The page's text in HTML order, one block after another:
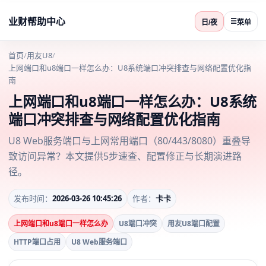
业财帮助中心 日/夜 ☰菜单
首页/用友U8/
上网端口和u8端口一样怎么办：U8系统端口冲突排查与网络配置优化指
南
上网端口和u8端口一样怎么办：U8系统
端口冲突排查与网络配置优化指南
U8 Web服务端口与上网常用端口（80/443/8080）重叠导
致访问异常？本文提供5步速查、配置修正与长期演进路
径。
发布时间： 2026-03-26 10:45:26 作者： 卡卡
上网端口和u8端口一样怎么办 U8端口冲突
用友U8端口配置
HTTP端口占用
U8 Web服务端口